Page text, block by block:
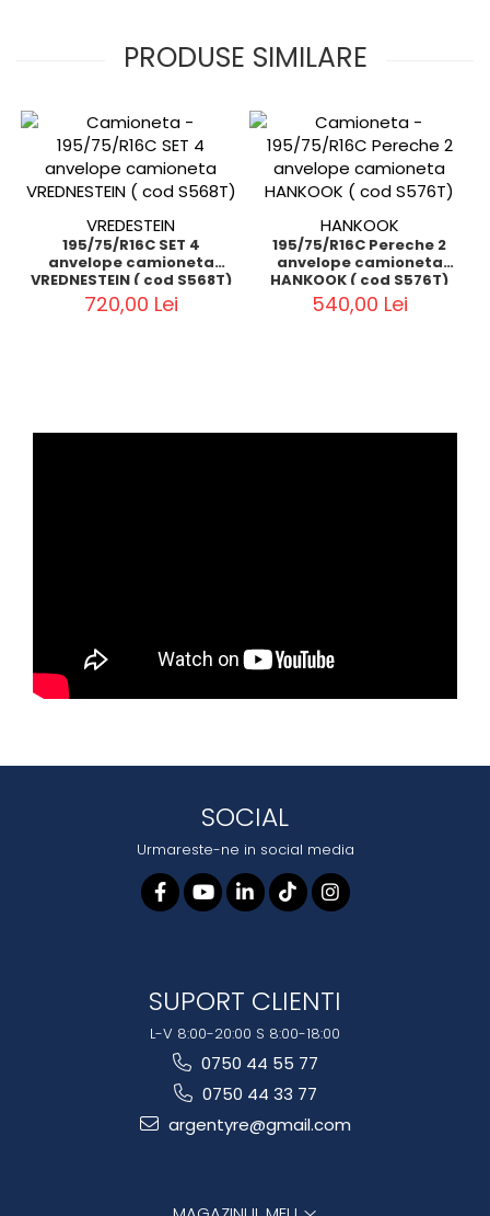
PRODUSE SIMILARE
VREDESTEIN
195/75/R16C SET 4
anvelope camioneta
VREDNESTEIN ( cod S568T)
720,00 Lei
HANKOOK
195/75/R16C Pereche 2
anvelope camioneta
HANKOOK ( cod S576T)
540,00 Lei
SOCIAL
Urmareste-ne in social media
SUPORT CLIENTI
L-V 8:00-20:00 S 8:00-18:00
0750 44 55 77
0750 44 33 77
argentyre@gmail.com